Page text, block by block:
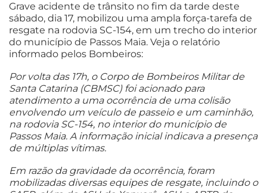
Grave acidente de trânsito no fim da tarde deste
sábado, dia 17, mobilizou uma ampla força-tarefa de
resgate na rodovia SC-154, em um trecho do interior
do município de Passos Maia. Veja o relatório
informado pelos Bombeiros:
Por volta das 17h, o Corpo de Bombeiros Militar de
Santa Catarina (CBMSC) foi acionado para
atendimento a uma ocorrência de uma colisão
envolvendo um veículo de passeio e um caminhão,
na rodovia SC-154, no interior do município de
Passos Maia. A informação inicial indicava a presença
de múltiplas vítimas.
Em razão da gravidade da ocorrência, foram
mobilizadas diversas equipes de resgate, incluindo o